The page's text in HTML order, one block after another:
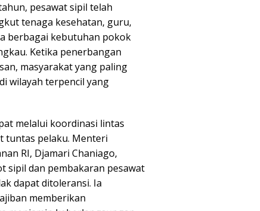
pesawat sipil telah
tenaga kesehatan, guru,
berbagai kebutuhan pokok
Ketika penerbangan
masyarakat yang paling
wilayah terpencil yang
melalui koordinasi lintas
tuntas pelaku. Menteri
RI, Djamari Chaniago,
sipil dan pembakaran pesawat
dapat ditoleransi. Ia
memberikan